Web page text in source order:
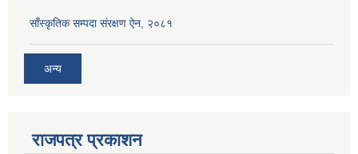
साँस्कृतिक सम्पदा संरक्षण ऐन, २०८१
अन्य
राजपत्र प्रकाशन